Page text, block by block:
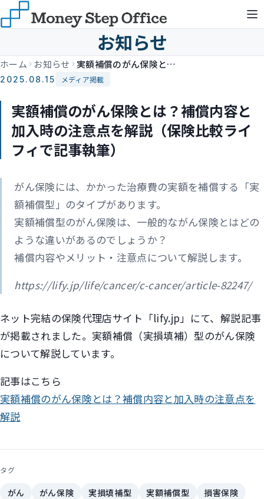
お知らせ
ホーム お知らせ 実額補償のがん保険とは？補償内容と加入時の注意点を解説（保険比較ライフィで記事執筆）
2025.08.15 メディア掲載
実額補償のがん保険とは？補償内容と
加入時の注意点を解説（保険比較ライ
フィで記事執筆）
がん保険には、かかった治療費の実額を補償する「実
額補償型」のタイプがあります。
実額補償型のがん保険は、一般的ながん保険とはどの
ような違いがあるのでしょうか？
補償内容やメリット・注意点について解説します。
https://lify.jp/life/cancer/c-cancer/article-82247/
ネット完結の保険代理店サイト「lify.jp」にて、解説記事
が掲載されました。実額補償（実損填補）型のがん保険
について解説しています。
記事はこちら
実額補償のがん保険とは？補償内容と加入時の注意点を
解説
タグ
がん がん保険 実損填補型 実額補償型 損害保険